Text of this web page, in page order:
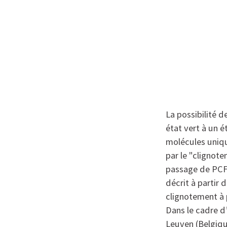
La possibilité
état vert à un
molécules
par le
passage de
décrit à partir
clignotement à
Dans le cadre
Leuven